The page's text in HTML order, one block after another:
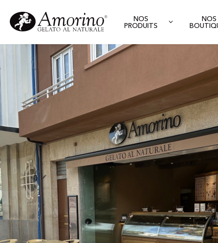
NOS
PRODUITS
NOS